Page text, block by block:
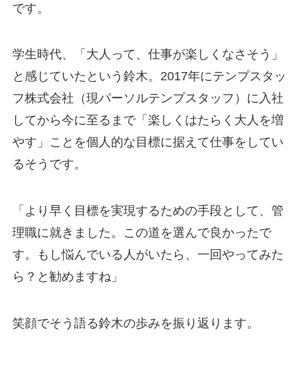
です。
学生時代、「大人って、仕事が楽しくなさそう」
と感じていたという鈴木。2017年にテンプスタッ
フ株式会社（現パーソルテンプスタッフ）に入社
してから今に至るまで「楽しくはたらく大人を増
やす」ことを個人的な目標に据えて仕事をしてい
るそうです。
「より早く目標を実現するための手段として、管
理職に就きました。この道を選んで良かったで
す。もし悩んでいる人がいたら、一回やってみた
ら？と勧めますね」
笑顔でそう語る鈴木の歩みを振り返ります。